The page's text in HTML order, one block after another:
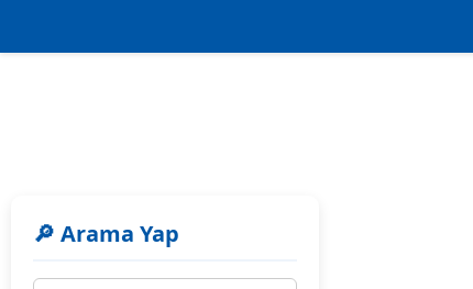
🔎 Arama Yap